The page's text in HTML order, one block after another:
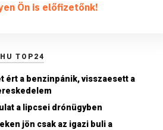
Ön is előfizetőnk!
TOP24
ért a benzinpánik, visszaesett a
a lipcsei drónügyben
jön csak az igazi buli a